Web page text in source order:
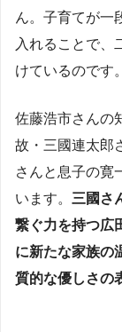
ん。子育てが一
入れることで、
けているのです。
佐藤浩市さんの
故・三國連太郎
さんと息子の寛
います。 三國さ
繋ぐ力を持つ広
に新たな家族の
質的な優しさの